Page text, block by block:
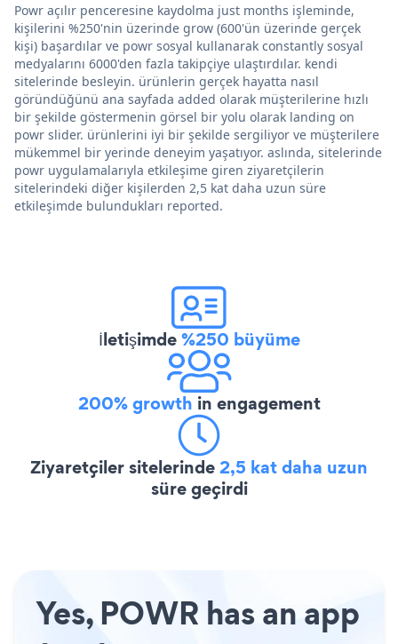
Powr açılır penceresine kaydolma just months işleminde,
kişilerini %250'nin üzerinde grow (600'ün üzerinde gerçek
kişi) başardılar ve powr sosyal kullanarak constantly sosyal
medyalarını 6000'den fazla takipçiye ulaştırdılar. kendi
sitelerinde besleyin. ürünlerin gerçek hayatta nasıl
göründüğünü ana sayfada added olarak müşterilerine hızlı
bir şekilde göstermenin görsel bir yolu olarak landing on
powr slider. ürünlerini iyi bir şekilde sergiliyor ve müşterilere
mükemmel bir yerinde deneyim yaşatıyor. aslında, sitelerinde
powr uygulamalarıyla etkileşime giren ziyaretçilerin
sitelerindeki diğer kişilerden 2,5 kat daha uzun süre
etkileşimde bulundukları reported.
İletişimde%250 büyüme
200% growth in engagement
Ziyaretçiler sitelerinde2,5 kat daha uzun
süre geçirdi
Yes, POWR has an app